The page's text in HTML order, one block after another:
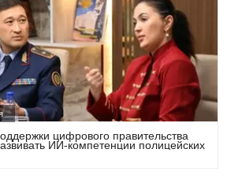
цифрового правительства
ИИ-компетенции полицейских